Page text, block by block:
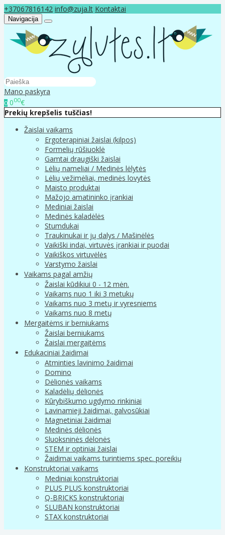
+37067816142 info@zuja.lt Kontaktai
Navigacija
Mano paskyra
0 000€
Prekių krepšelis tuščias!
Žaislai vaikams
Ergoterapiniai žaislai (kilpos)
Formelių rūšiuoklė
Gamtai draugiški žaislai
Lėlių nameliai / Medinės lėlytės
Lėlių vežimėliai, medinės lovytės
Maisto produktai
Mažojo amatininko įrankiai
Mediniai žaislai
Medinės kaladėlės
Stumdukai
Traukinukai ir jų dalys / Mašinėlės
Vaikiški indai, virtuvės įrankiai ir puodai
Vaikiškos virtuvėlės
Varstymo žaislai
Vaikams pagal amžių
Žaislai kūdikiui 0 - 12 mėn.
Vaikams nuo 1 iki 3 metukų
Vaikams nuo 3 metų ir vyresniems
Vaikams nuo 8 metų
Mergaitėms ir berniukams
Žaislai berniukams
Žaislai mergaitėms
Edukaciniai žaidimai
Atminties lavinimo žaidimai
Domino
Dėlionės vaikams
Kaladėlių dėlionės
Kūrybiškumo ugdymo rinkiniai
Lavinamieji žaidimai, galvosūkiai
Magnetiniai žaidimai
Medinės dėlionės
Sluoksninės dėlonės
STEM ir optiniai žaislai
Žaidimai vaikams turintiems spec. poreikių
Konstruktoriai vaikams
Mediniai konstruktoriai
PLUS PLUS konstruktoriai
Q-BRICKS konstruktoriai
SLUBAN konstruktoriai
STAX konstruktoriai